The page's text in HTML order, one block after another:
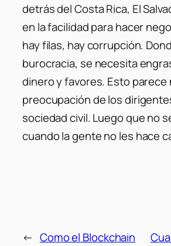
detrás del Costa Rica, El
en la facilidad para hacer
hay filas, hay corrupción.
burocracia, se necesita
dinero y favores. Esto parece
preocupación de los
sociedad civil. Luego que no
cuando la gente no les hace
← Como el Blockchain